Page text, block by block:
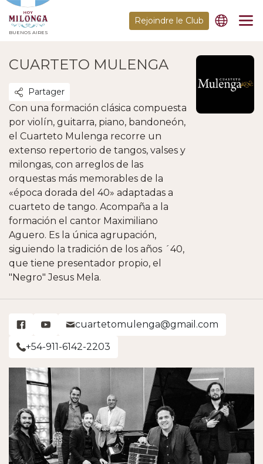
BUENOS AIRES
Rejoindre le Club
CUARTETO MULENGA
Partager
Con una formación clásica compuesta
por violín, guitarra, piano, bandoneón,
el Cuarteto Mulenga recorre un
extenso repertorio de tangos, valses y
milongas, con arreglos de las
orquestas más memorables de la
«época dorada del 40» adaptadas a
cuarteto de tango. Acompaña a la
formación el cantor Maximiliano
Aguero. Es la única agrupación,
siguiendo la tradición de los años ´40,
que tiene presentador propio, el
"Negro" Jesus Mela.
cuartetomulenga@gmail.com
+54-911-6142-2203